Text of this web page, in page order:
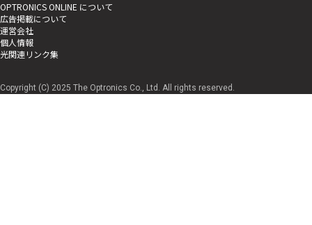
OPTRONICS ONLINE について
広告掲載について
運営会社
個人情報
光関連リンク集
Copyright (C) 2025 The Optronics Co., Ltd. All rights reserved.